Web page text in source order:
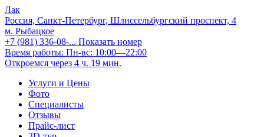
Лак
Россия, Санкт-Петербург, Шлиссельбургский проспект, 4
м. Рыбацкое
+7 (981) 336-08-... Показать номер
Время работы: Пн-вс: 10:00—22:00
Откроемся через 4 ч. 19 мин.
Услуги и Цены
Фото
Специалисты
Отзывы
Прайс-лист